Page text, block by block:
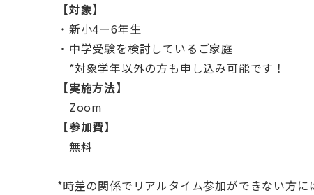
【対象】
・新小4ー6年生
・中学受験を検討しているご家庭
*対象学年以外の方も申し込み可能です！
【実施方法】
Zoom
【参加費】
無料
*時差の関係でリアルタイム参加ができない方に